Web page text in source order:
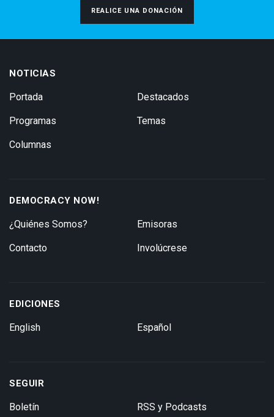
REALICE UNA DONACIÓN
NOTICIAS
Portada
Programas
Columnas
Destacados
Temas
DEMOCRACY NOW!
¿Quiénes Somos?
Contacto
Emisoras
Involúcrese
EDICIONES
English Español
SEGUIR
Boletín RSS y Podcasts